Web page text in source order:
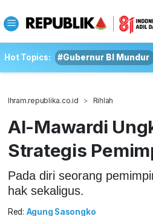
Hot Topics: #Gubernur BI Mundur
Ihram.republika.co.id Rihlah
Al-Mawardi
Strategis
Pada diri seorang
hak sekaligus.
Red: Agung Sasongko